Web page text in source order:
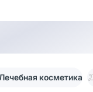
косметика